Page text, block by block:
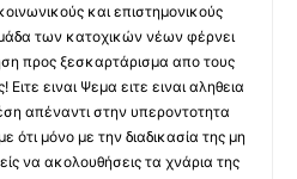
και επιστημονικούς
των κατοχικών νέων φέρνει
προς ξεσκαρτάρισμα απο τους
ειναι Ψεμα ειτε ειναι αληθεια
απέναντι στην υπεροντοτητα
ότι μόνο με την διαδικασία της μη
να ακολουθήσεις τα χνάρια της